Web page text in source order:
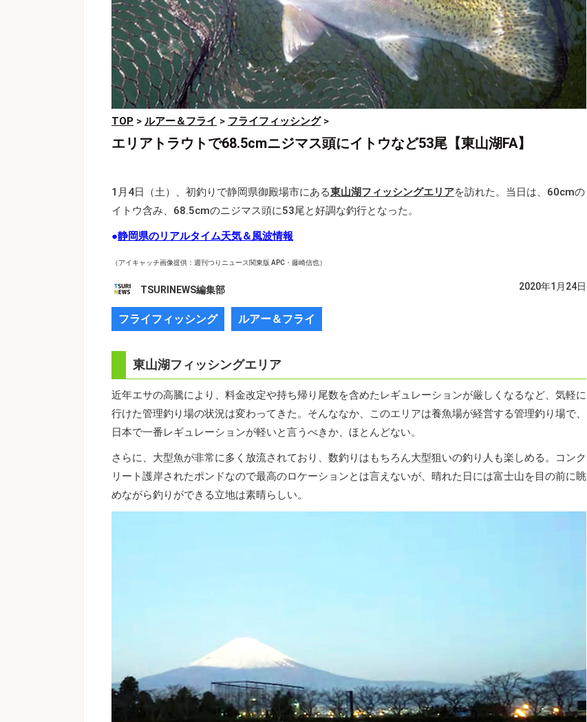
TOP > ルアー＆フライ > フライフィッシング>
エリアトラウトで68.5cmニジマス頭にイトウなど53尾【東山湖FA】
1月4日（土）、初釣りで静岡県御殿場市にある東山湖フィッシングエリアを訪れた。当日は、60cmの
イトウ含み、68.5cmのニジマス頭に53尾と好調な釣行となった。
●静岡県のリアルタイム天気＆風波情報
（アイキャッチ画像提供：週刊つりニュース関東版 APC・藤崎信也）
TSURINEWS編集部 2020年1月24日
フライフィッシング ルアー＆フライ
東山湖フィッシングエリア
近年エサの高騰により、料金改定や持ち帰り尾数を含めたレギュレーションが厳しくなるなど、気軽に
行けた管理釣り場の状況は変わってきた。そんななか、このエリアは養魚場が経営する管理釣り場で、
日本で一番レギュレーションが軽いと言うべきか、ほとんどない。
さらに、大型魚が非常に多く放流されており、数釣りはもちろん大型狙いの釣り人も楽しめる。コンク
リート護岸されたポンドなので最高のロケーションとは言えないが、晴れた日には富士山を目の前に眺
めながら釣りができる立地は素晴らしい。